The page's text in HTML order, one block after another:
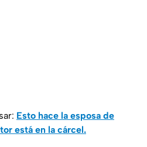
Esto hace la esposa de
está en la cárcel.